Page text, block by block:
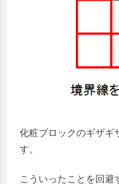
化粧ブロックのギザギ
す。
こういったことを回避